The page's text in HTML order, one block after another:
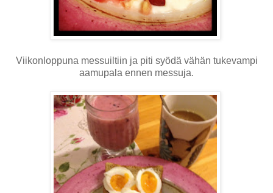
Viikonloppuna messuiltiin ja piti syödä vähän tukevampi
aamupala ennen messuja.